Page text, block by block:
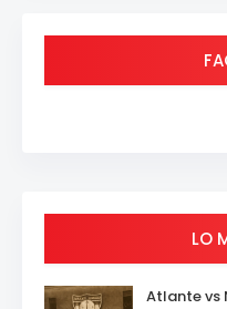
LO
Atlante vs